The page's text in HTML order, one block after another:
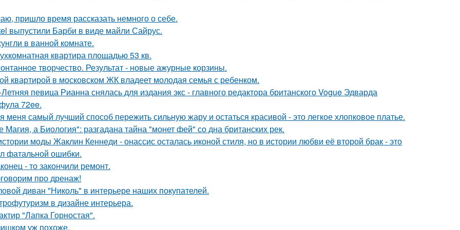
пришло время рассказать немного о себе.
выпустили Барби в виде майли Сайрус.
в ванной комнате.
квартира площадью 53 кв.
творчество. Результат - новые ажурные корзины.
квартирой в московском ЖК владеет молодая семья с ребенком.
певица Рианна снялась для издания экс - главного редактора британского Vogue Эдварда
72ee.
меня самый лучший способ пережить сильную жару и остаться красивой - это легкое хлопковое платье.
Магия, а Биология": разгадана тайна "монет фей" со дна британских рек.
моды Жаклин Кеннеди - онассис осталась иконой стиля, но в истории любви её второй брак - это
фатальной ошибки.
- то закончили ремонт.
про дренаж!
диван "Николь" в интерьере наших покупателей.
в дизайне интерьера.
"Лапка Горностая".
уж похоже.